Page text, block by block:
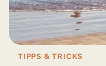
TIPPS & TRICKS